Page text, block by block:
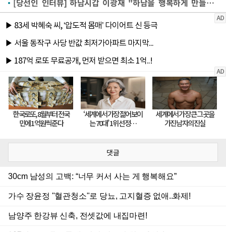
[당선인 인터뷰] 하남시갑 이광재 "하남을 행복하게 만들겠다"
댓글